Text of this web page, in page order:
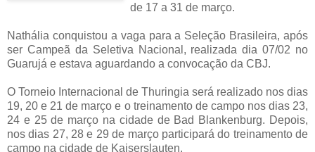
de 17 a 31 de março.
Nathália conquistou a vaga para a Seleção Brasileira, após
ser Campeã da Seletiva Nacional, realizada dia 07/02 no
Guarujá e estava aguardando a convocação da CBJ.
O Torneio Internacional de Thuringia será realizado nos dias
19, 20 e 21 de março e o treinamento de campo nos dias 23,
24 e 25 de março na cidade de Bad Blankenburg. Depois,
nos dias 27, 28 e 29 de março participará do treinamento de
campo na cidade de Kaiserslauten.